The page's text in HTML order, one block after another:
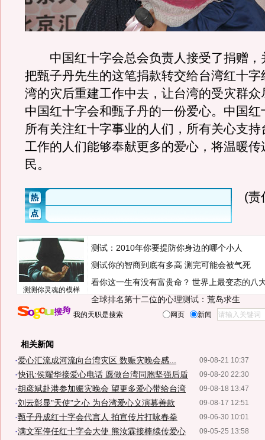
中国红十字会总会负责人接受了捐赠，
把甄子丹先生的这笔捐款转交给台湾红十字
湾的灾后重建工作中去，让台湾的受灾群众
中国红十字会和甄子丹的一份爱心。中国红
所有关注红十字事业的人们，所有关心支
工作的人们能够奉献更多的爱心，将温暖传
民。
(责
测测你灵魂的模样
测试：2010年你要提防你身边的哪个小人
测试你的智商到底有多高 测完可能会被气死
看你这一生有没有富贵命？ 世界上最变态的八
全球排名第十二位的心理测试：荒岛求生
我的天职是搜索 网页 新闻
相关新闻
09-08-21 10:37
·爱心汇流成河流向台湾灾区 数赈灾晚会感...
09-08-20 22:30
·快讯:侯耀华接爱心电话 愿做台湾同胞坚强后盾
09-08-18 13:47
·胡彦斌赴港参加赈灾晚会 望更多爱心带给台湾
09-08-17 12:51
·刘云彰显"天使"之心 为台湾爱心义演募善款
09-06-30 10:01
·甄子丹成红十字会代言人 拍宣传片打咏春拳
09-05-25 13:58
·满文军停任红十字会大使 熊汝霖接棒续传爱心